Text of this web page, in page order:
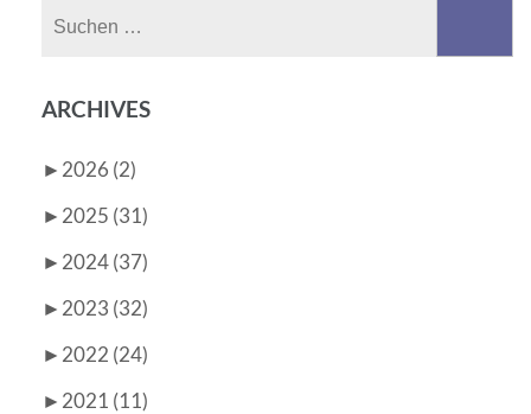
ARCHIVES
► 2026 (2)
► 2025 (31)
► 2024 (37)
► 2023 (32)
► 2022 (24)
► 2021 (11)